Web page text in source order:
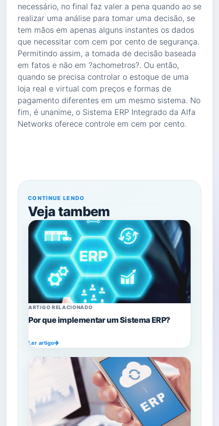
necessário, no final faz valer a pena quando ao se
realizar uma análise para tomar uma decisão, se
tem mãos em apenas alguns instantes os dados
que necessitar com cem por cento de segurança.
Permitindo assim, a tomada de decisão baseada
em fatos e não em ?achometros?. Ou então,
quando se precisa controlar o estoque de uma
loja real e virtual com preços e formas de
pagamento diferentes em um mesmo sistema. No
fim, é unanime, o Sistema ERP Integrado da Alfa
Networks oferece controle em cem por cento.
CONTINUE LENDO
Veja tambem
ARTIGO RELACIONADO
Por que implementar um Sistema ERP?
Ler artigo